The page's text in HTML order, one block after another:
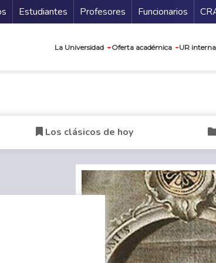
Estudiantes Profesores Funcionarios
La Universidad Oferta académica UR
Los clásicos de hoy